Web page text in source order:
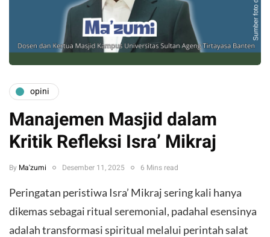
opini
Manajemen Masjid dalam
Kritik Refleksi Isra’ Mikraj
By Ma'zumi Desember 11, 2025 6 Mins read
Peringatan peristiwa Isra’ Mikraj sering kali hanya
dikemas sebagai ritual seremonial, padahal esensinya
adalah transformasi spiritual melalui perintah salat